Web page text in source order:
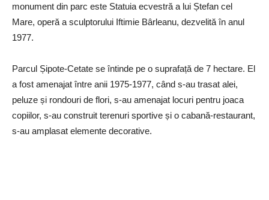
monument din parc este Statuia ecvestră a lui Ștefan cel
Mare, operă a sculptorului Iftimie Bârleanu, dezvelită în anul
1977.
Parcul Șipote-Cetate se întinde pe o suprafață de 7 hectare. El
a fost amenajat între anii 1975-1977, când s-au trasat alei,
peluze și rondouri de flori, s-au amenajat locuri pentru joaca
copiilor, s-au construit terenuri sportive și o cabană-restaurant,
s-au amplasat elemente decorative.